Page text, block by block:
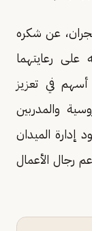
عن شكره
على رعايتهما
في تعزيز
والمدربين
إدارة الميدان
رجال الأعمال